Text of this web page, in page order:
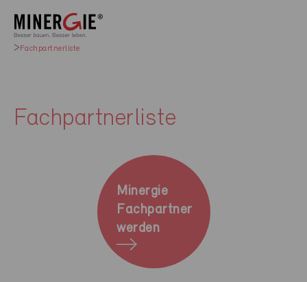
Fachpartnerliste
Fachpartnerliste
Minergie
Fachpartner
werden